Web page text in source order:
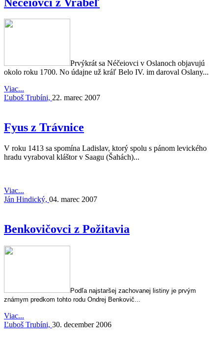
Prvýkrát sa Néčeiovci v Oslanoch objavujú
okolo roku 1700. No údajne už kráľ Belo IV. im daroval Oslany...
Viac...
Ľuboš Trubíni, 22. marec 2007
Fyus z Trávnice
V roku 1413 sa spomína Ladislav, ktorý spolu s pánom levického
hradu vyraboval kláštor v Saagu (Šahách)...
Viac...
Ján Hindický, 04. marec 2007
Benkovičovci z Požitavia
Podľa najstaršej zachovanej listiny je prvým
známym predkom tohto rodu Ondrej Benkovič...
Viac...
Ľuboš Trubíni, 30. december 2006